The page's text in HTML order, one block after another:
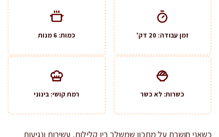
זמן עבודה: 20 דק' כמות: 6 מנות
כשרות: לא כשר רמת קושי: בינוני
כשאני חושבת על מתכון שמשלב בין קלילות, עשירות ונגיעות